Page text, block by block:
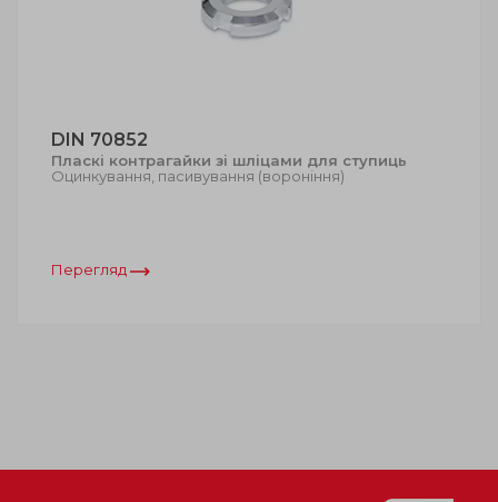
DIN 70852
Пласкi контрагайки зі шліцами для ступиць
Oцинкування, пасивування (вороніння)
Перегляд